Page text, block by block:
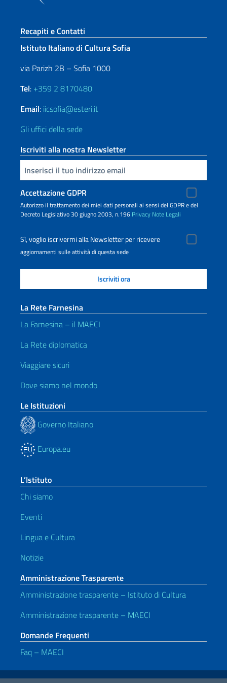
Sezione footer
Recapiti e Contatti
Istituto Italiano di Cultura Sofia
via Parizh 2B – Sofia 1000
Tel: +359 2 8170480
Email: iicsofia@esteri.it
Gli uffici della sede
Iscriviti alla nostra Newsletter
Inserisci la tua email
Accettazione GDPR
Autorizzo il trattamento dei miei dati personali ai sensi del GDPR e del
Decreto Legislativo 30 giugno 2003, n.196 Privacy Note Legali
Sì, voglio iscrivermi alla Newsletter per ricevere
aggiornamenti sulle attività di questa sede
La Rete Farnesina
La Farnesina – il MAECI
La Rete diplomatica
Viaggiare sicuri
Dove siamo nel mondo
Le Istituzioni
Governo Italiano
Europa.eu
L’Istituto
Chi siamo
Eventi
Lingua e Cultura
Notizie
Amministrazione Trasparente
Amministrazione trasparente – Istituto di Cultura
Amministrazione trasparente – MAECI
Domande Frequenti
Faq – MAECI
Link Utili